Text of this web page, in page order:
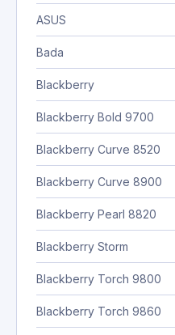
ASUS
Bada
Blackberry
Blackberry Bold 9700
Blackberry Curve 8520
Blackberry Curve 8900
Blackberry Pearl 8820
Blackberry Storm
Blackberry Torch 9800
Blackberry Torch 9860